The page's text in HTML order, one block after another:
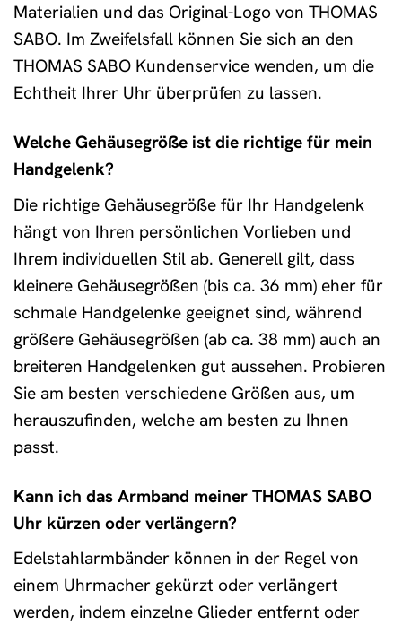
Materialien und das Original-Logo von THOMAS
SABO. Im Zweifelsfall können Sie sich an den
THOMAS SABO Kundenservice wenden, um die
Echtheit Ihrer Uhr überprüfen zu lassen.
Welche Gehäusegröße ist die richtige für mein
Handgelenk?
Die richtige Gehäusegröße für Ihr Handgelenk
hängt von Ihren persönlichen Vorlieben und
Ihrem individuellen Stil ab. Generell gilt, dass
kleinere Gehäusegrößen (bis ca. 36 mm) eher für
schmale Handgelenke geeignet sind, während
größere Gehäusegrößen (ab ca. 38 mm) auch an
breiteren Handgelenken gut aussehen. Probieren
Sie am besten verschiedene Größen aus, um
herauszufinden, welche am besten zu Ihnen
passt.
Kann ich das Armband meiner THOMAS SABO
Uhr kürzen oder verlängern?
Edelstahlarmbänder können in der Regel von
einem Uhrmacher gekürzt oder verlängert
werden, indem einzelne Glieder entfernt oder